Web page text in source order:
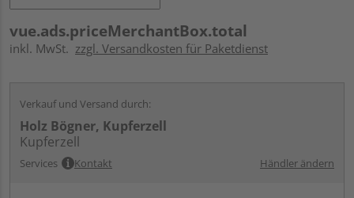
vue.ads.priceMerchantBox.total
inkl. MwSt. zzgl. Versandkosten für Paketdienst
Verkauf und Versand durch:
Holz Bögner, Kupferzell
Kupferzell
Services Kontakt Händler ändern